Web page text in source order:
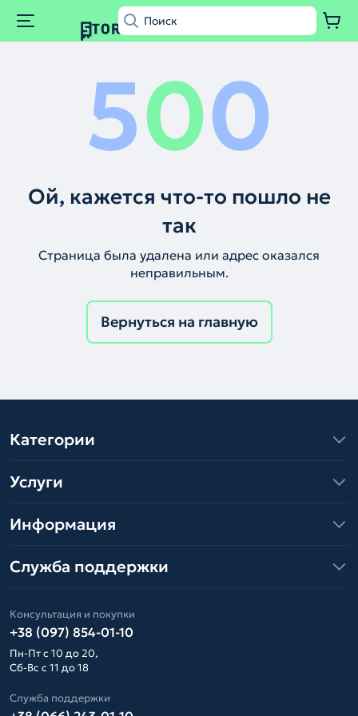
500
Ой, кажется что-то пошло не
так
Страница была удалена или адрес оказался
неправильным.
Вернуться на главную
Категории
Услуги
Информация
Служба поддержки
Консультация и покупки
+38 (097) 854-01-10
Пн-Пт с 10 до 20,
Сб-Вс с 11 до 18
Служба поддержки